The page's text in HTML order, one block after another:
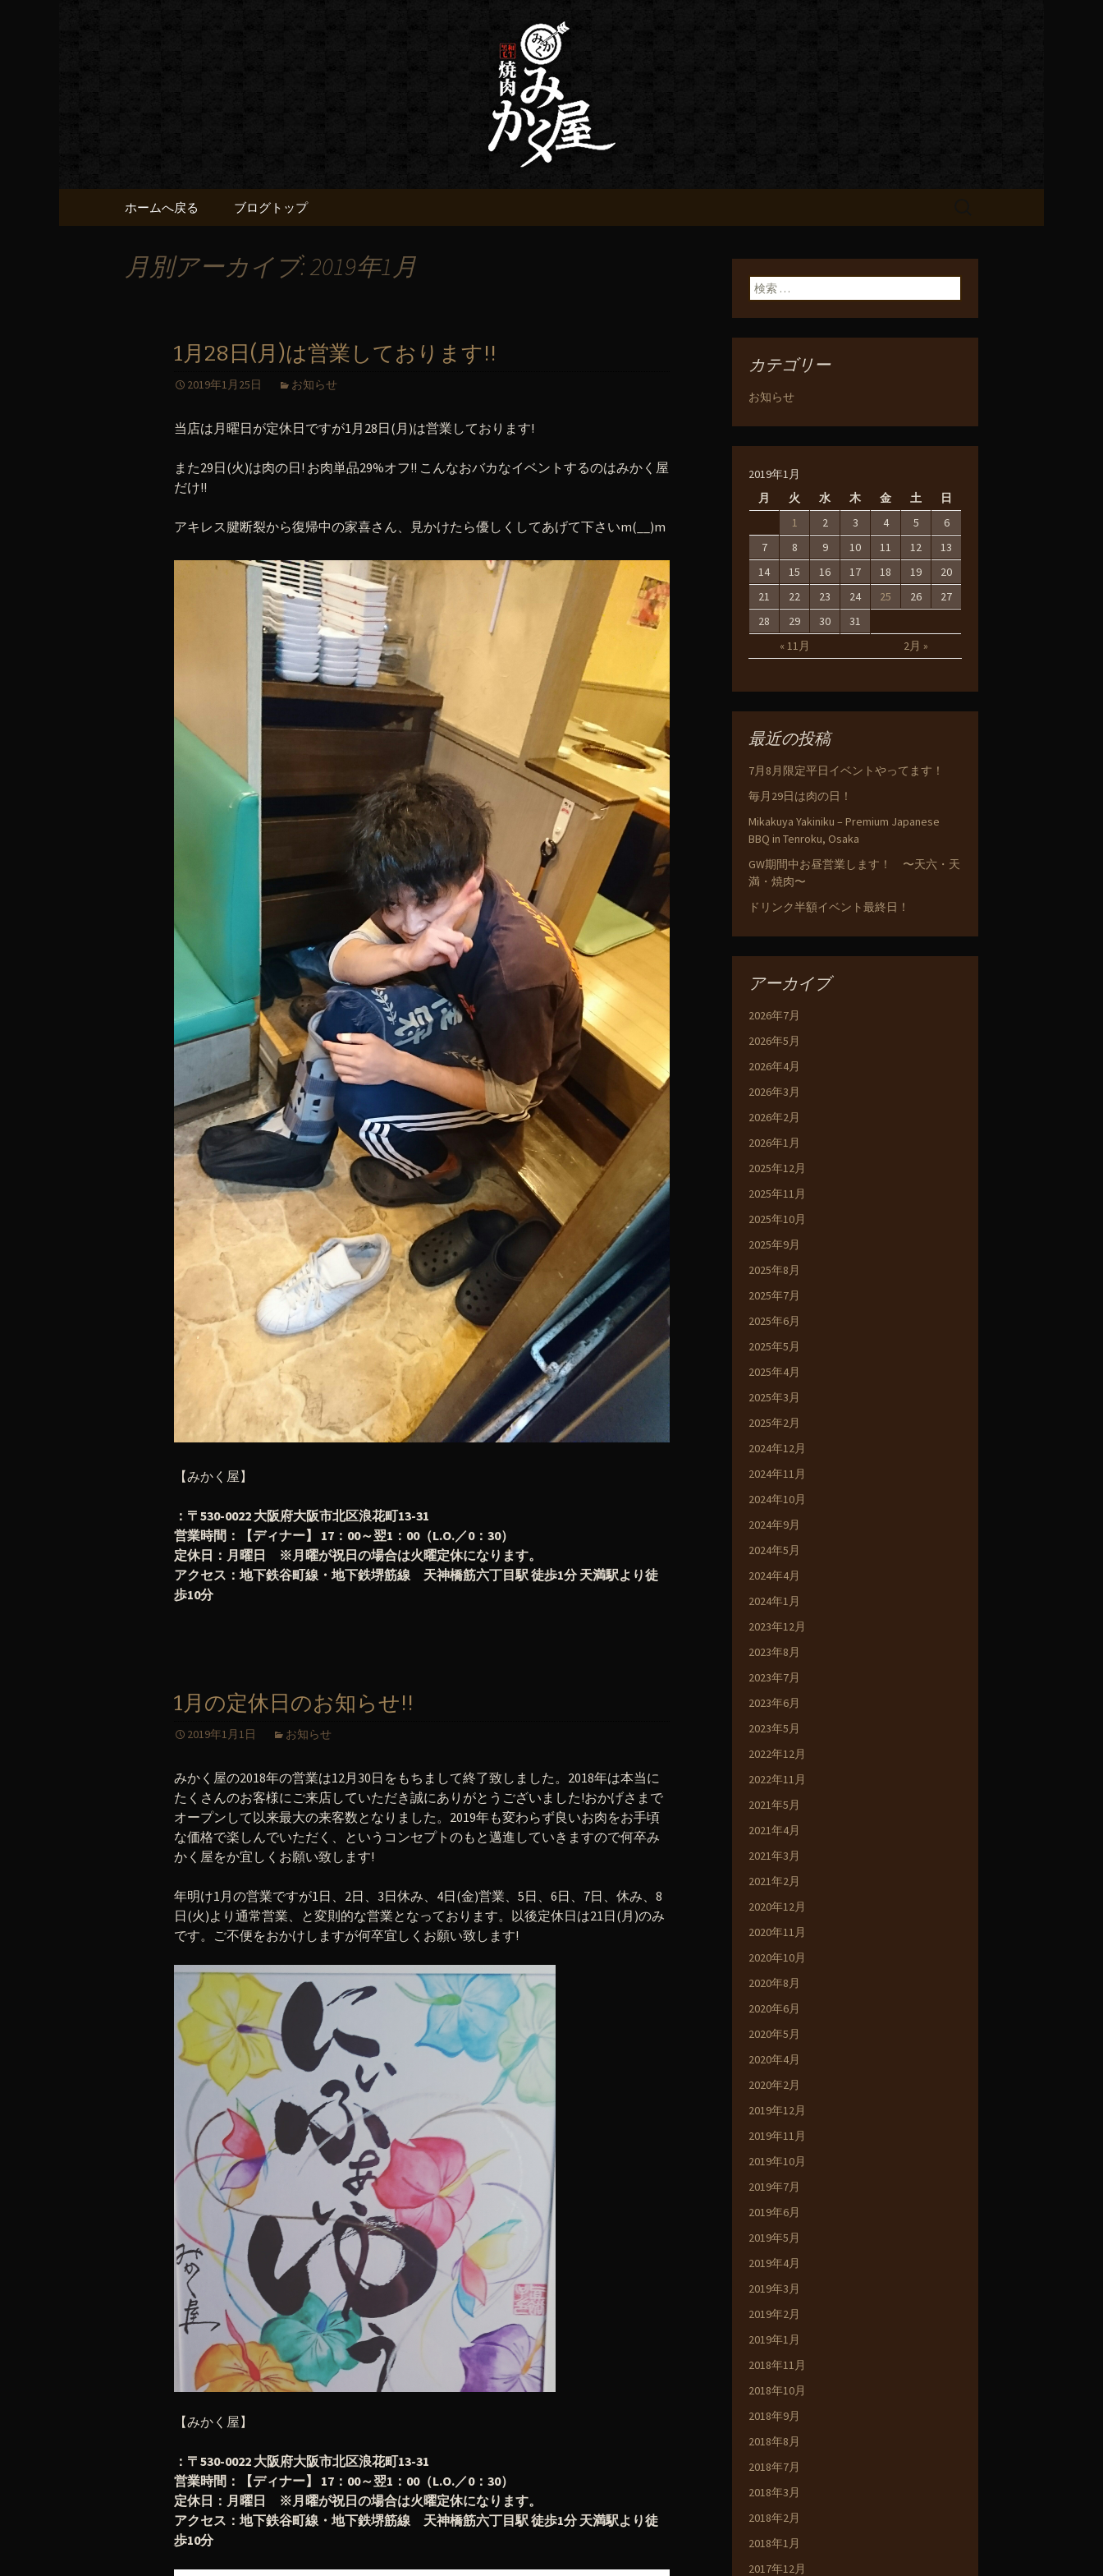
黒毛和牛 みかく屋からのお知らせ
コンテンツへ移動
ホームへ戻る ブログトップ
月別アーカイブ: 2019年1月
1月28日(月)は営業しております!!
2019年1月25日 お知らせ
当店は月曜日が定休日ですが1月28日(月)は営業しております!
また29日(火)は肉の日! お肉単品29%オフ!! こんなおバカなイベントするのはみかく屋
だけ!!
アキレス腱断裂から復帰中の家喜さん、見かけたら優しくしてあげて下さいm(__)m
【みかく屋】
：〒530-0022 大阪府大阪市北区浪花町13-31
営業時間：【ディナー】 17：00～翌1：00（L.O.／0：30）
定休日：月曜日 ※月曜が祝日の場合は火曜定休になります。
アクセス：地下鉄谷町線・地下鉄堺筋線 天神橋筋六丁目駅 徒歩1分 天満駅より徒
歩10分
1月の定休日のお知らせ!!
2019年1月1日 お知らせ
みかく屋の2018年の営業は12月30日をもちまして終了致しました。2018年は本当に
たくさんのお客様にご来店していただき誠にありがとうございました!おかげさまで
オープンして以来最大の来客数となりました。2019年も変わらず良いお肉をお手頃
な価格で楽しんでいただく、というコンセプトのもと邁進していきますので何卒み
かく屋をか宜しくお願い致します!
年明け1月の営業ですが1日、2日、3日休み、4日(金)営業、5日、6日、7日、休み、8
日(火)より通常営業、と変則的な営業となっております。以後定休日は21日(月)のみ
です。ご不便をおかけしますが何卒宜しくお願い致します!
【みかく屋】
：〒530-0022 大阪府大阪市北区浪花町13-31
営業時間：【ディナー】 17：00～翌1：00（L.O.／0：30）
定休日：月曜日 ※月曜が祝日の場合は火曜定休になります。
アクセス：地下鉄谷町線・地下鉄堺筋線 天神橋筋六丁目駅 徒歩1分 天満駅より徒
歩10分
検索:
カテゴリー
お知らせ
2019年1月
月
火 水 木 金 土 日
« 11月 2月 »
1 2 3 4 5
6
7
8 9 10 11 12
13
14
15 16 17 18 19
20
21
22 23 24 25 26
27
28
29 30 31
最近の投稿
7月8月限定平日イベントやってます！
毎月29日は肉の日！
Mikakuya Yakiniku – Premium Japanese
BBQ in Tenroku, Osaka
GW期間中お昼営業します！ 〜天六・天
満・焼肉〜
ドリンク半額イベント最終日！
アーカイブ
2026年7月
2026年5月
2026年4月
2026年3月
2026年2月
2026年1月
2025年12月
2025年11月
2025年10月
2025年9月
2025年8月
2025年7月
2025年6月
2025年5月
2025年4月
2025年3月
2025年2月
2024年12月
2024年11月
2024年10月
2024年9月
2024年5月
2024年4月
2024年1月
2023年12月
2023年8月
2023年7月
2023年6月
2023年5月
2022年12月
2022年11月
2021年5月
2021年4月
2021年3月
2021年2月
2020年12月
2020年11月
2020年10月
2020年8月
2020年6月
2020年5月
2020年4月
2020年2月
2019年12月
2019年11月
2019年10月
2019年7月
2019年6月
2019年5月
2019年4月
2019年3月
2019年2月
2019年1月
2018年11月
2018年10月
2018年9月
2018年8月
2018年7月
2018年3月
2018年2月
2018年1月
2017年12月